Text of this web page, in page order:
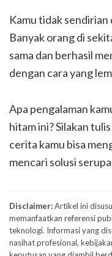
Kamu tidak sendirian
Banyak orang di
sama dan berhasil
dengan cara yang
Apa pengalaman
hitam ini? Silakan
cerita kamu bisa
mencari solusi
Disclaimer:Artikel ini
memanfaatkan referensi
teknologi. Informasi yang
nasihat profesional,